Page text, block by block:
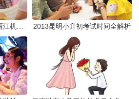
2013昆明小升初考试时间全解析